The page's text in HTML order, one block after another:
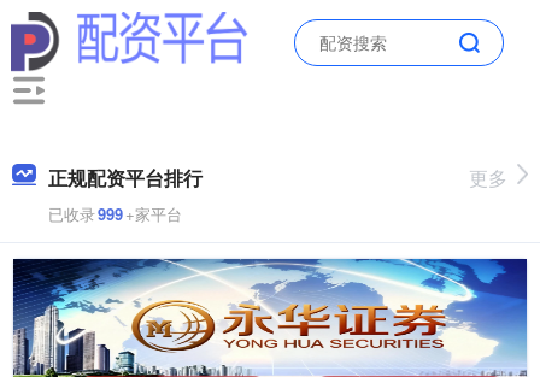
正规配资平台排行
已收录999+家平台
更多